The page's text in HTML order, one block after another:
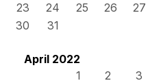
23 24 25 26
27
30 31
April 2022
1
2
3